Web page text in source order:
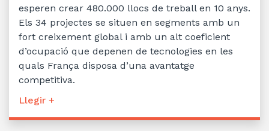
esperen crear 480.000 llocs de treball en 10 anys.
Els 34 projectes se situen en segments amb un
fort creixement global i amb un alt coeficient
d’ocupació que depenen de tecnologies en les
quals França disposa d’una avantatge
competitiva.
Llegir +